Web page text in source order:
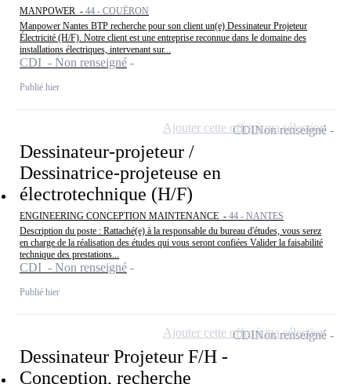
MANPOWER - 44 - COUËRON
Manpower Nantes BTP recherche pour son client un(e) Dessinateur Projeteur
Électricité (H/F). Notre client est une entreprise reconnue dans le domaine des
installations électriques, intervenant sur...
CDI - Non renseigné
Publié hier
Dessinateur-projeteur /
Dessinatrice-projeteuse en
électrotechnique (H/F)
ENGINEERING CONCEPTION MAINTENANCE - 44 - NANTES
Description du poste : Rattaché(e) à la responsable du bureau d'études, vous serez
en charge de la réalisation des études qui vous seront confiées Valider la faisabilité
technique des prestations...
CDI - Non renseigné
Publié hier
CDINon renseigné
Ajouter cette offre à ma sélection
Dessinateur Projeteur F/H -
Conception, recherche
CDINon renseigné
Ajouter cette offre à ma sélection